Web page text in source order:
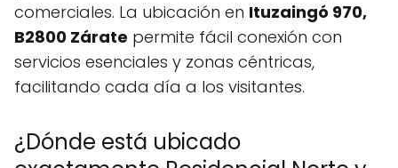
comerciales. La ubicación en Ituzaingó 970,
B2800 Zárate permite fácil conexión con
servicios esenciales y zonas céntricas,
facilitando cada día a los visitantes.
¿Dónde está ubicado